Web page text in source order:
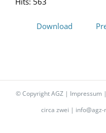
Download
© Copyright AGZ | Impressum |
circa zwei | info@agz-